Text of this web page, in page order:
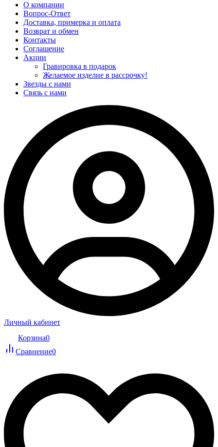
О компании
Вопрос-Ответ
Доставка, примерка и оплата
Возврат и обмен
Контакты
Соглашение
Акции
Гравировка в подарок
Желаемое изделие в рассрочку!
Звезды с нами
Связь с нами
Личный кабинет
Корзина0
Сравнение0